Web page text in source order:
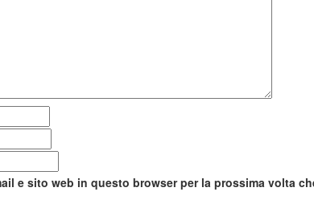
e sito web in questo browser per la prossima volta